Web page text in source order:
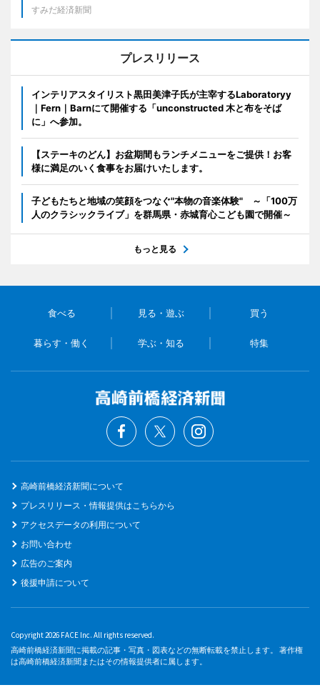
すみだ経済新聞
プレスリリース
インテリアスタイリスト黒田美津子氏が主宰するLaboratoryy
｜Fern｜Barnにて開催する「unconstructed 木と布をそば
に」へ参加。
【ステーキのどん】お盆期間もランチメニューをご提供！お客
様に満足のいく食事をお届けいたします。
子どもたちと地域の笑顔をつなぐ"本物の音楽体験" ～「100万
人のクラシックライブ」を群馬県・赤城育心こども園で開催～
もっと見る
食べる 見る・遊ぶ 買う
暮らす・働く 学ぶ・知る 特集
高崎前橋経済新聞について
プレスリリース・情報提供はこちらから
アクセスデータの利用について
お問い合わせ
広告のご案内
後援申請について
Copyright 2026 FACE Inc. All rights reserved.
高崎前橋経済新聞に掲載の記事・写真・図表などの無断転載を禁止します。 著作権
は高崎前橋経済新聞またはその情報提供者に属します。